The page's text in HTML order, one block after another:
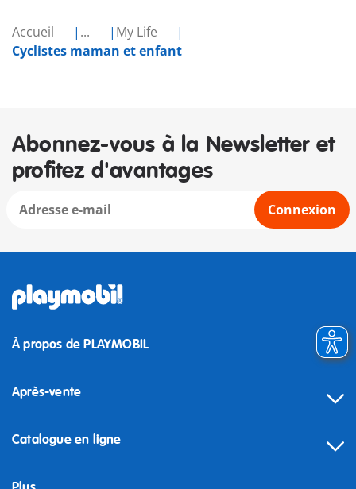
Accueil ...
My Life
Cyclistes maman et enfant
Abonnez-vous à la Newsletter et
profitez d'avantages
Connexion
À propos de PLAYMOBIL
Après-vente
Catalogue en ligne